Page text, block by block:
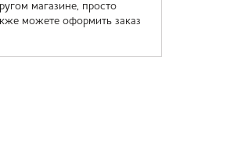
магазине, просто
можете оформить заказ